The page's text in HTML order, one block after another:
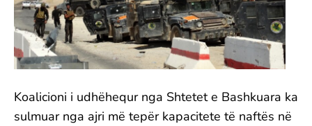
Koalicioni i udhëhequr nga Shtetet e Bashkuara ka
sulmuar nga ajri më tepër kapacitete të naftës në